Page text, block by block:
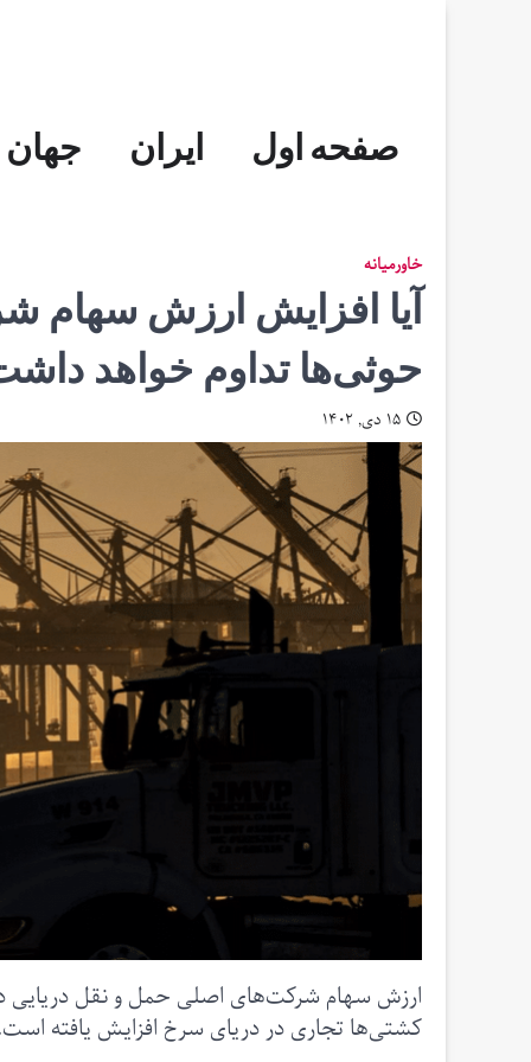
صفحه اول ایران جهان
خاورمیانه
آیا افزایش ارزش سهام
حوثی‌ها تداوم خواهد
۱۵ دی, ۱۴۰۲
ارزش سهام شرکت‌های اصلی حمل و نقل دریایی
کشتی‌ها تجاری در دریای سرخ افزایش یافته